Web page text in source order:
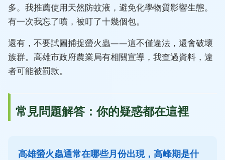
多。我推薦使用天然防蚊液，避免化學物質影響生態。
有一次我忘了噴，被叮了十幾個包。
還有，不要試圖捕捉螢火蟲——這不僅違法，還會破壞
族群。高雄市政府農業局有相關宣導，我查過資料，違
者可能被罰款。
常見問題解答：你的疑惑都在這裡
高雄螢火蟲通常在哪些月份出現，高峰期是什